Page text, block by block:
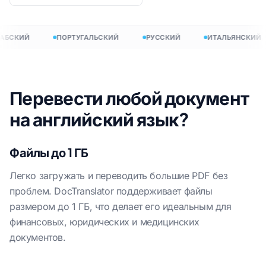
ПОРТУГАЛЬСКИЙ РУССКИЙ ИТАЛЬЯНСКИЙ
Перевести любой документ
на английский язык?
Файлы до 1 ГБ
Легко загружать и переводить большие PDF без
проблем. DocTranslator поддерживает файлы
размером до 1 ГБ, что делает его идеальным для
финансовых, юридических и медицинских
документов.